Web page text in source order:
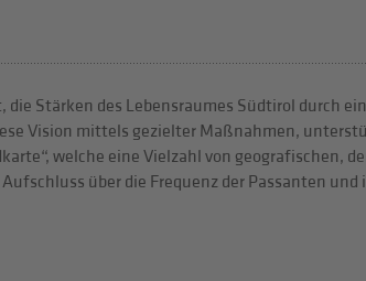
Stärken des Lebensraumes Südtirol durch
Vision mittels gezielter Maßnahmen,
welche eine Vielzahl von geografischen,
über die Frequenz der Passanten und